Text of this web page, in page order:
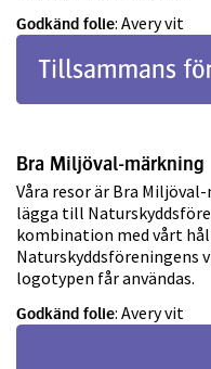
Godkänd folie: Avery vit
Bra Miljöval-märkning
Våra resor är Bra
lägga till
kombination med vårt
Naturskyddsföreningens
logotypen får användas.
Godkänd folie: Avery vit